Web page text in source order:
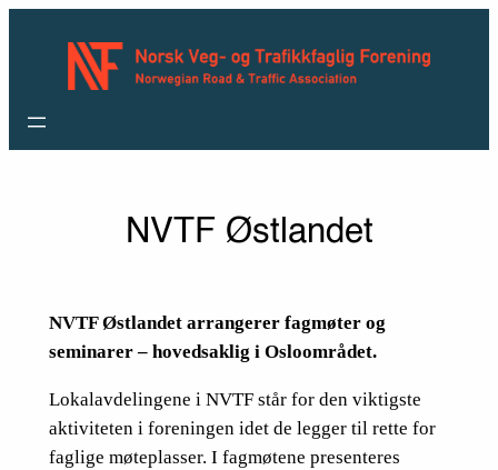
NVTF Østlandet
NVTF Østlandet arrangerer fagmøter og
seminarer – hovedsaklig i Osloområdet.
Lokalavdelingene i NVTF står for den viktigste
aktiviteten i foreningen idet de legger til rette for
faglige møteplasser. I fagmøtene presenteres